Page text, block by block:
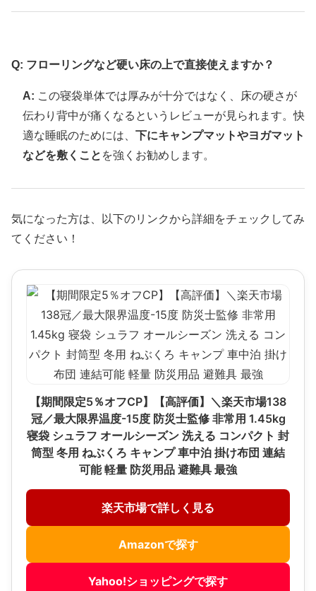
Q: フローリングなど硬い床の上で直接使えますか？
A: この寝袋単体では厚みが十分ではなく、床の硬さが
伝わり背中が痛くなるというレビューが見られます。快
適な睡眠のためには、 下にキャンプマットやヨガマット
などを敷くこと を強くお勧めします。
気になった方は、以下のリンクから詳細をチェックしてみ
てください！
【期間限定5％オフCP】【高評価】＼楽天市場138
冠／最大限界温度-15度 防災士監修 非常用 1.45kg
寝袋 シュラフ オールシーズン 洗える コンパクト 封
筒型 冬用 ねぶくろ キャンプ 車中泊 掛け布団 連結
可能 軽量 防災用品 避難具 最強
楽天市場で詳しく見る
Amazonで探す
Yahoo!ショッピングで探す